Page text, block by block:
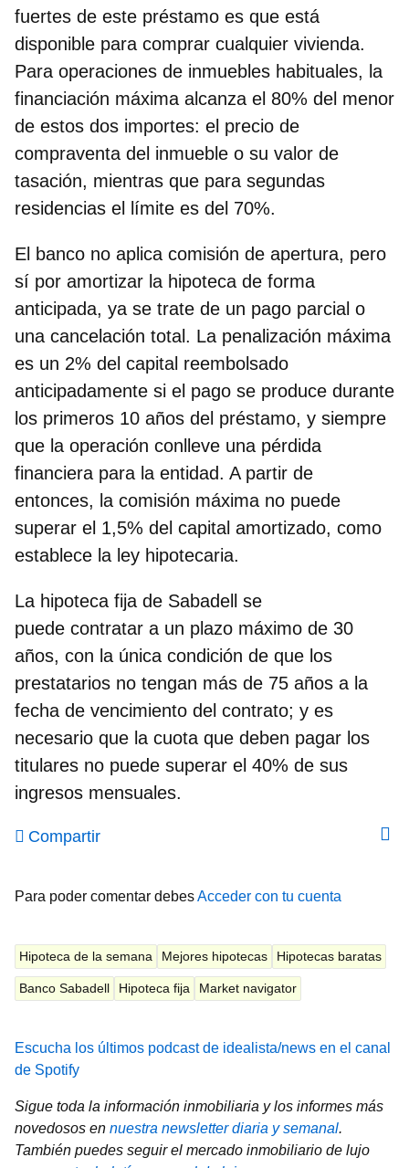
fuertes de este préstamo es que está
disponible para comprar cualquier vivienda.
Para operaciones de inmuebles habituales, la
financiación máxima alcanza el 80% del menor
de estos dos importes: el precio de
compraventa del inmueble o su valor de
tasación, mientras que para segundas
residencias el límite es del 70%.
El banco no aplica comisión de apertura, pero
sí por amortizar la hipoteca de forma
anticipada, ya se trate de un pago parcial o
una cancelación total. La penalización máxima
es un 2% del capital reembolsado
anticipadamente si el pago se produce durante
los primeros 10 años del préstamo, y siempre
que la operación conlleve una pérdida
financiera para la entidad. A partir de
entonces, la comisión máxima no puede
superar el 1,5% del capital amortizado, como
establece la ley hipotecaria.
La hipoteca fija de Sabadell se
puede contratar a un plazo máximo de 30
años, con la única condición de que los
prestatarios no tengan más de 75 años a la
fecha de vencimiento del contrato; y es
necesario que la cuota que deben pagar los
titulares no puede superar el 40% de sus
ingresos mensuales.
Compartir
Para poder comentar debesAcceder con tu cuenta
Hipoteca de la semana Mejores hipotecas Hipotecas baratas
Banco Sabadell Hipoteca fija Market navigator
Escucha los últimos podcast de idealista/news en el canal
de Spotify
Sigue toda la información inmobiliaria y los informes más
novedosos en nuestra newsletter diaria y semanal.
También puedes seguir el mercado inmobiliario de lujo